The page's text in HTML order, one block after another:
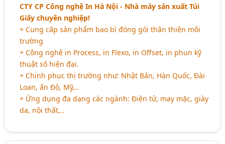
CTY CP Công nghệ In Hà Nội - Nhà máy sản xuất Túi
Giấy chuyên nghiệp!
+ Cung cấp sản phẩm bao bì đóng gói thân thiện môi
trường
+ Công nghệ in Process, in Flexo, in Offset, in phun kỹ
thuật số hiện đại.
+ Chinh phục thị trường như: Nhật Bản, Hàn Quốc, Đài
Loan, ấn Độ, Mỹ,..
+ Ứng dụng đa dạng các ngành: Điện tử, may mặc, giày
da, nội thất,..